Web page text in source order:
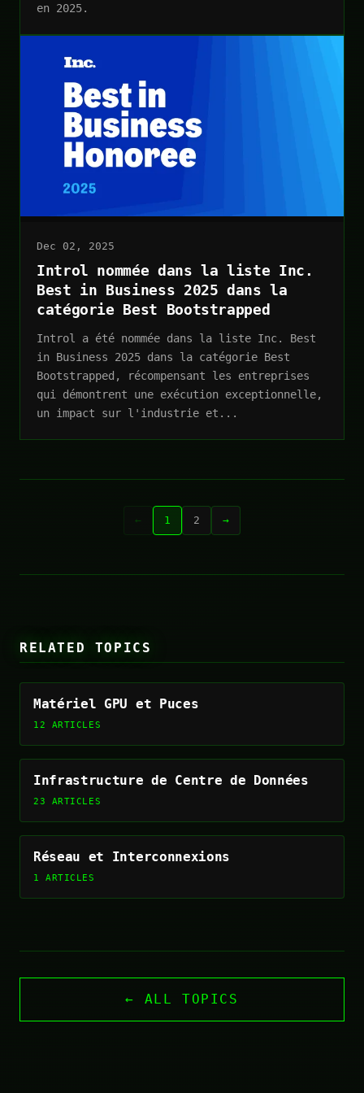
en 2025.
Dec 02, 2025
Introl nommée dans la liste Inc.
Best in Business 2025 dans la
catégorie Best Bootstrapped
Introl a été nommée dans la liste Inc. Best
in Business 2025 dans la catégorie Best
Bootstrapped, récompensant les entreprises
qui démontrent une exécution exceptionnelle,
un impact sur l'industrie et...
← 1 2 →
RELATED TOPICS
Matériel GPU et Puces
12 ARTICLES
Infrastructure de Centre de Données
23 ARTICLES
Réseau et Interconnexions
1 ARTICLES
← ALL TOPICS